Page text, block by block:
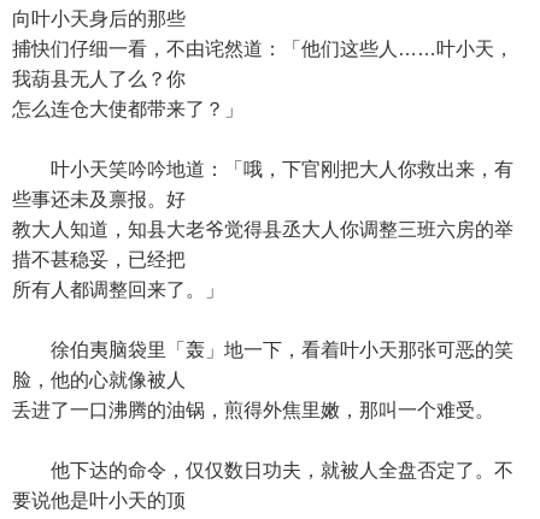
向叶小天身后的那些
捕快们仔细一看，不由诧然道：「他们这些人……叶小天，
我葫县无人了么？你
怎么连仓大使都带来了？」
叶小天笑吟吟地道：「哦，下官刚把大人你救出来，有
些事还未及禀报。好
教大人知道，知县大老爷觉得县丞大人你调整三班六房的举
措不甚稳妥，已经把
所有人都调整回来了。」
徐伯夷脑袋里「轰」地一下，看着叶小天那张可恶的笑
脸，他的心就像被人
丢进了一口沸腾的油锅，煎得外焦里嫩，那叫一个难受。
他下达的命令，仅仅数日功夫，就被人全盘否定了。不
要说他是叶小天的顶